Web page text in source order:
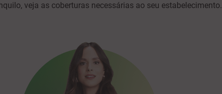
veja as coberturas necessárias ao seu estabelecimento.